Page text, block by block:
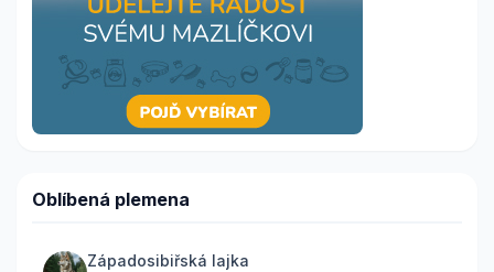
Oblíbená plemena
Západosibiřská lajka